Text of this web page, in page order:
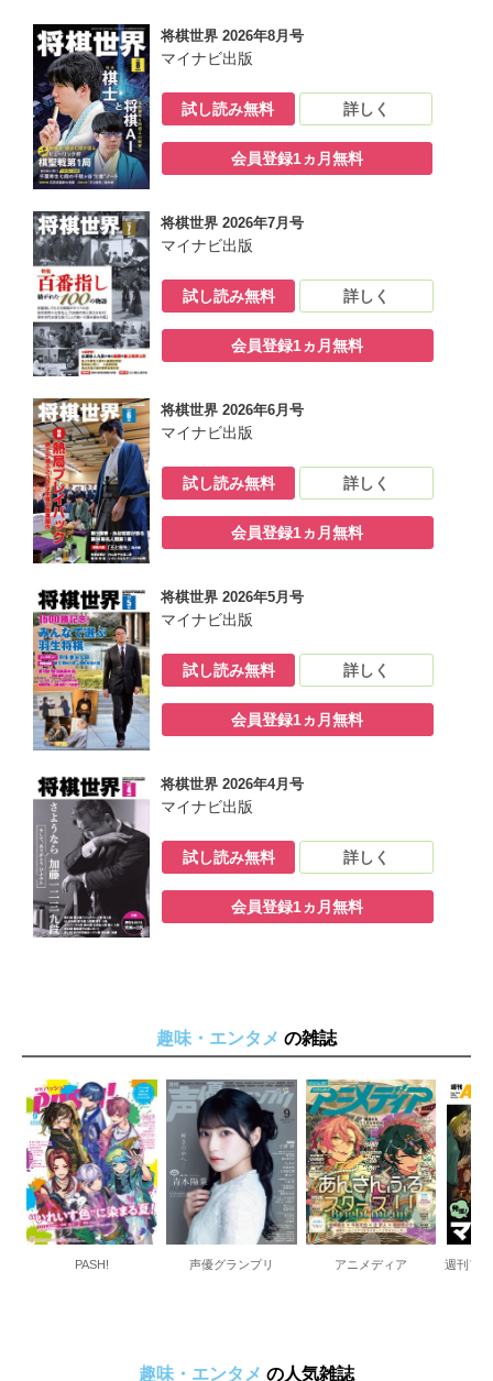
詰将棋サロン
昇段コース
３～９手詰 解答と解説
棋神ラーニングモニター
観る将ミル子の推しライフ
広告（東西将棋会館道場）
懸賞問題解答と解説
次号予告
広告（Vida Apps）
将棋世界 2026年8月号
マイナビ出版
試し読み無料 詳しく
会員登録1ヵ月無料
将棋世界 2026年7月号
マイナビ出版
試し読み無料 詳しく
会員登録1ヵ月無料
将棋世界 2026年6月号
マイナビ出版
試し読み無料 詳しく
会員登録1ヵ月無料
将棋世界 2026年5月号
マイナビ出版
試し読み無料 詳しく
会員登録1ヵ月無料
将棋世界 2026年4月号
マイナビ出版
試し読み無料 詳しく
会員登録1ヵ月無料
趣味・エンタメ の雑誌
PASH! 声優グランプリ アニメディア 週刊ア
趣味・エンタメ の人気雑誌